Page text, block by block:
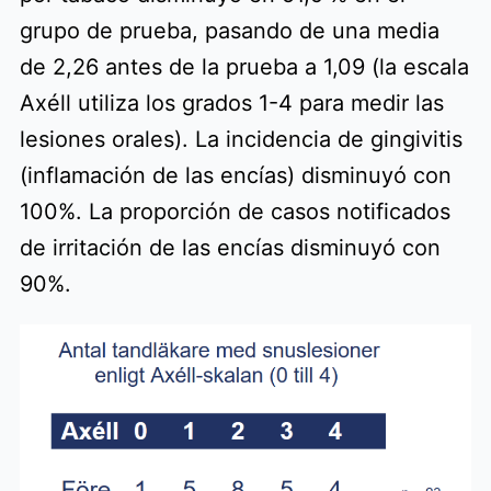
grupo de prueba, pasando de una media
de 2,26 antes de la prueba a 1,09 (la escala
Axéll utiliza los grados 1-4 para medir las
lesiones orales). La incidencia de gingivitis
(inflamación de las encías) disminuyó con
100%. La proporción de casos notificados
de irritación de las encías disminuyó con
90%.